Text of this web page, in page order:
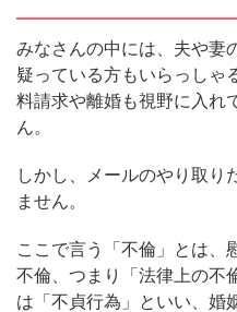
みなさんの中には、夫や妻
疑っている方もいらっしゃ
料請求や離婚も視野に入れ
ん。
しかし、メールのやり取り
ません。
ここで言う「不倫」とは、
不倫、つまり「法律上の不
は「不貞行為」といい、婚